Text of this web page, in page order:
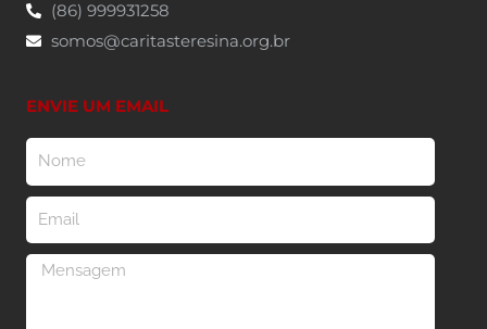
(86) 999931258
somos@caritasteresina.org.br
ENVIE UM EMAIL
Mensagem